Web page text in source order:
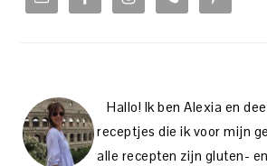
Hallo! Ik ben Alexia en
receptjes die ik voor mijn
alle recepten zijn gluten-